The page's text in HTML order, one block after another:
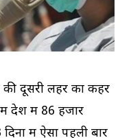
की दूसरी लहर का कहर
में देश में 86 हजार
में ऐसा पहली बार